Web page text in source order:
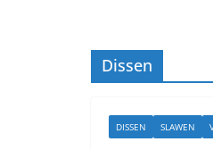
Dissen
DISSEN SLAWEN